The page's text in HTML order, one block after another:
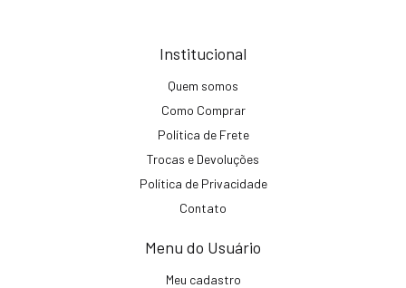
Institucional
Quem somos
Como Comprar
Política de Frete
Trocas e Devoluções
Política de Privacidade
Contato
Menu do Usuário
Meu cadastro